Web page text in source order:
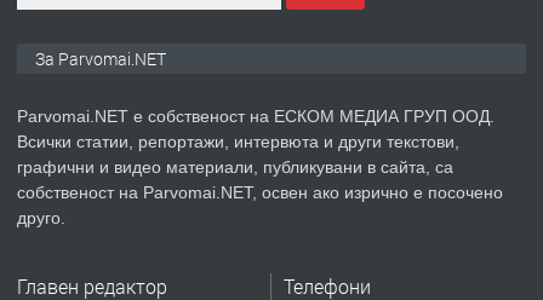
преди 1 година
ПРЕДЛАГА Уроци по Математика
За Parvomai.NET
Parvomai.NET е собственост на ЕСКОМ МЕДИА ГРУП ООД.
Всички статии, репортажи, интервюта и други текстови,
графични и видео материали, публикувани в сайта, са
собственост на Parvomai.NET, освен ако изрично е посочено
друго.
Главен редактор Телефони